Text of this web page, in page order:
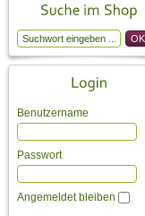
Benutzername
Passwort
Angemeldet bleiben